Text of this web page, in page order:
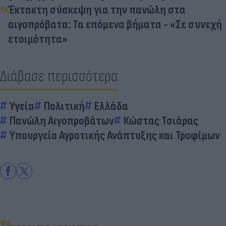
Έκτακτη σύσκεψη για την πανώλη στα
αιγοπρόβατα: Τα επόμενα βήματα - «Σε συνεχή
ετοιμότητα»
Διάβασε περισσότερα
Υγεία Πολιτική
Ελλάδα
Πανώλη Αιγοπροβάτων
Κώστας Τσιάρας
Υπουργείο Αγροτικής Ανάπτυξης και Τροφίμων